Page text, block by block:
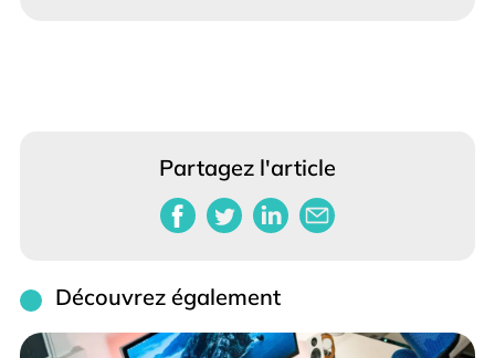
Partagez l'article
Découvrez également